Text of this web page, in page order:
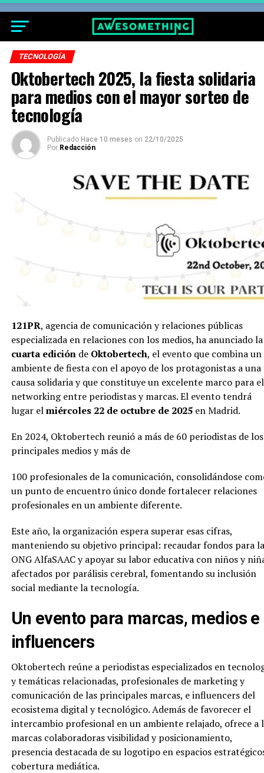
TECNOLOGÍA
Oktobertech 2025, la fiesta solidaria
para medios con el mayor sorteo de
tecnología
Publicado Hace 10 meses on 22/10/2025
Por Redacción
121PR, agencia de comunicación y relaciones públicas
especializada en relaciones con los medios, ha anunciado la
cuarta edición de Oktobertech, el evento que combina un
ambiente de fiesta con el apoyo de los protagonistas a una
causa solidaria y que constituye un excelente marco para el
networking entre periodistas y marcas. El evento tendrá
lugar elmiércoles 22 de octubre de 2025 en Madrid.
En 2024, Oktobertech reunió a más de 60 periodistas de los
principales medios y más de
100 profesionales de la comunicación, consolidándose
un punto de encuentro único donde fortalecer relaciones
profesionales en un ambiente diferente.
Este año, la organización espera superar esas cifras,
manteniendo su objetivo principal: recaudar fondos para la
ONG AlfaSAAC y apoyar su labor educativa con niños y
afectados por parálisis cerebral, fomentando su inclusión
social mediante la tecnología.
Un evento para marcas, medios e
influencers
Oktobertech reúne a periodistas especializados en
y temáticas relacionadas, profesionales de marketing y
comunicación de las principales marcas, e influencers del
ecosistema digital y tecnológico. Además de favorecer el
intercambio profesional en un ambiente relajado, ofrece a
marcas colaboradoras visibilidad y posicionamiento,
presencia destacada de su logotipo en espacios
cobertura mediática.